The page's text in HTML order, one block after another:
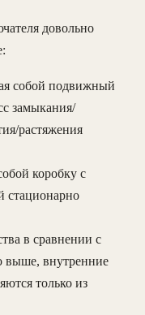
довольно
собой подвижный
замыкания/
растяжения
коробку с
стационарно
в сравнении с
выше, внутренние
только из